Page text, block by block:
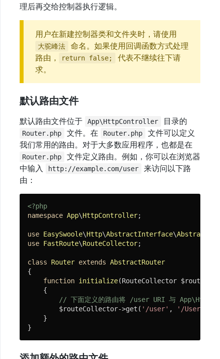
注
解
制
器
类
解
Action
注
解
员
属
注
解
解
理后再交给控制器执行逻辑。
用户在新建控制器类和文件夹时，请使用
大驼峰法
命名。如果使用回调函数方式处理
路由，
return false;
代表不继续往下请
求。
默认路由文件
默认路由文件位于 App\HttpController 目录的
Router.php 文件。在 Router.php
文件可以定义
我们常用的路由。对于大多数应用程序，也都是在
Router.php
文件定义路由。例如，你可以在浏览器
中输入
http://example.com/user
来访问以下路
由：
<?php
namespace App\HttpController;
use EasySwoole\Http\AbstractInterface\
use FastRoute\RouteCollector;
class Router extends AbstractRouter
{
function initialize(RouteCollector
{
// 下面定义的路由将 /user URI 与
        $routeCollector->get(
'/user' ,
'/User/
    }
}